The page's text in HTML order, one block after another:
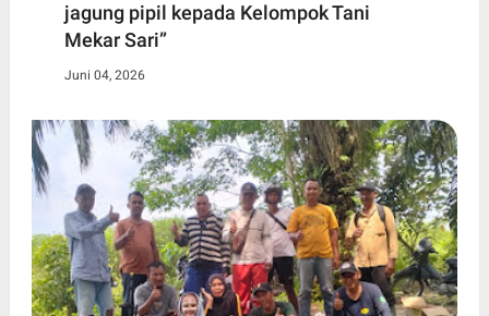
jagung pipil kepada Kelompok Tani
Mekar Sari”
Juni 04, 2026